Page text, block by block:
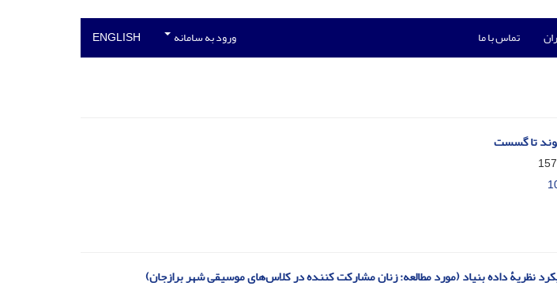
تماس با ما ورود به سامانه ENGLISH
تا گسست
نظریۀ داده بنیاد (مورد مطالعه: زنان مشارکت کننده در کلاس‌های موسیقی شهر برازجان)